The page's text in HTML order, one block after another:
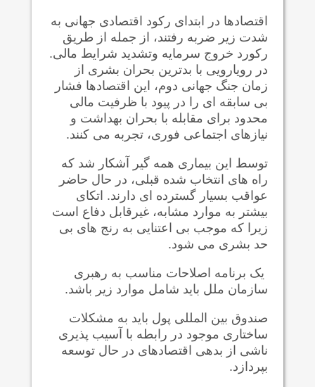
اقتصادها در ابتدای رکود اقتصادی جهانی به
شدت زیر ضربه رفتند، از جمله از طریق
رکورد خروج سرمایه وتشدید شرایط مالی.
در رویارویی با بدترین بحران بشری از
زمان جنگ جهانی دوم، این اقتصادها فشار
بی سابقه ای را در پیود با ظرفیت مالی
محدود برای مقابله با بحران بهداشت و
نیازهای اجتماعی فوری، تجربه می کنند.
توسط این بیماری همه گیر آشکار شد که
راه های انتخاب شده قبلی، در حال حاضر
عواقب بسیار گسترده ای دارند. اتکای
بیشتر به موارد مشابه، غیرقابل دفاع است
زیرا که موجب بی اعتنایی به رنج های بی
حد بشری می شود.
یک برنامه اصلاحات مناسب به رهبری
سازمان ملل باید شامل موارد زیر باشد.
صندوق بین المللی پول باید به مشکلات
ساختاری موجود در رابطه با آسیب پذیری
ناشی از بدهی اقتصادهای در حال توسعه
بپردازد.